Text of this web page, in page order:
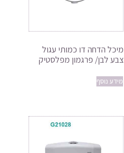
מיכל הדחה דו כמותי עגול
צבע לבן/ פרגמון מפלסטיק
מידע נוסף